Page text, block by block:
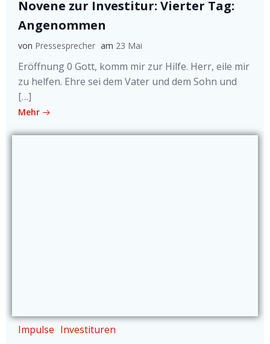
Novene zur Investitur: Vierter Tag:
Angenommen
von Pressesprecher am 23 Mai
Eröffnung 0 Gott, komm mir zur Hilfe. Herr, eile mir
zu helfen. Ehre sei dem Vater und dem Sohn und
[…]
Mehr
Impulse Investituren